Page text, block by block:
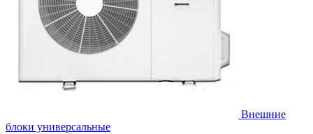
Внешние
блоки универсальные